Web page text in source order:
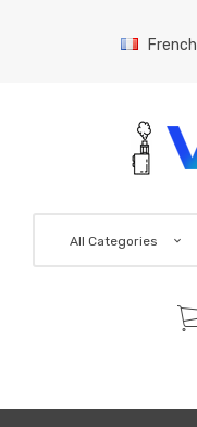
French
All Categories